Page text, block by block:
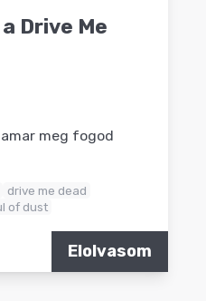
Drive Me
meg fogod
drive me dead
of dust
Elolvasom